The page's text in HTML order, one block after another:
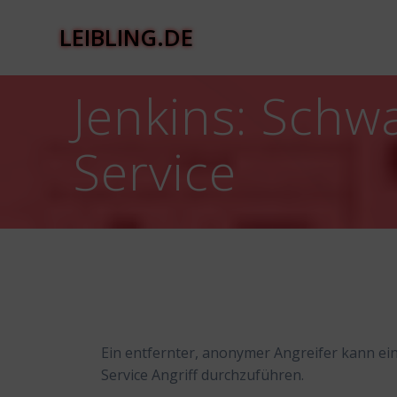
LEIBLING.DE
Jenkins:
Service
Ein entfernter, anonymer Angreifer kann
Service Angriff durchzuführen.